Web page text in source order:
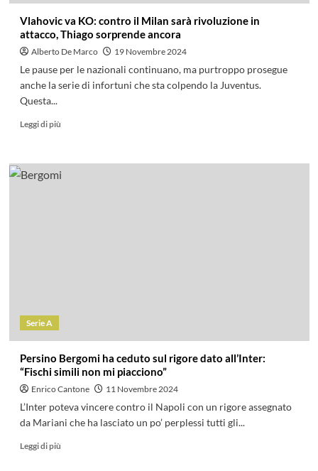
Vlahovic va KO: contro il Milan sarà rivoluzione in
attacco, Thiago sorprende ancora
Alberto De Marco 19 Novembre 2024
Le pause per le nazionali continuano, ma purtroppo prosegue
anche la serie di infortuni che sta colpendo la Juventus.
Questa...
Leggi di più
Serie A
Persino Bergomi ha ceduto sul rigore dato all’Inter:
“Fischi simili non mi piacciono”
Enrico Cantone 11 Novembre 2024
L’Inter poteva vincere contro il Napoli con un rigore assegnato
da Mariani che ha lasciato un po’ perplessi tutti gli...
Leggi di più